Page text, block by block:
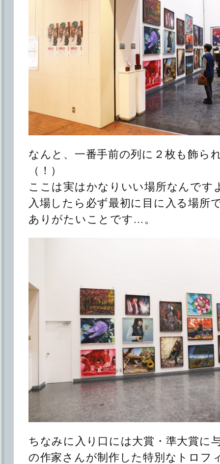
なんと、一番手前の列に２枚も飾ら
（！）
ここは実はかなりいい場所なんで
入場したら必ず最初に目に入る場所
ありがたいことです…。
ちなみに入り口には大賞・準大賞に
の作家さんが制作した特別なトロフ